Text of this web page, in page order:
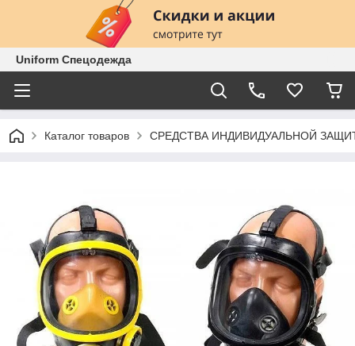
Uniform Спецодежда
Каталог товаров СРЕДСТВА ИНДИВИДУАЛЬНОЙ